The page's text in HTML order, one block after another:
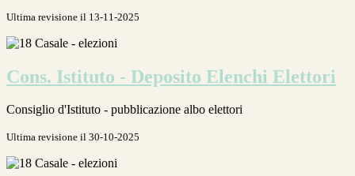
Ultima revisione il 13-11-2025
Cons. Istituto - Deposito Elenchi Elettori
Consiglio d'Istituto - pubblicazione albo elettori
Ultima revisione il 30-10-2025